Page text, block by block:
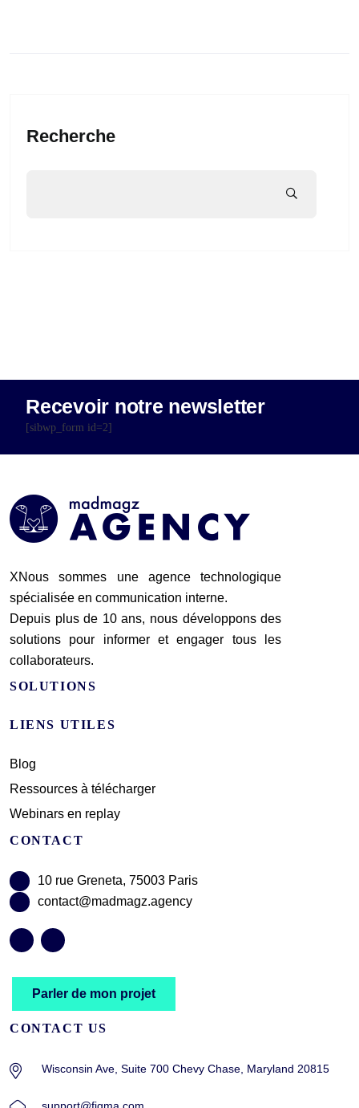
Recherche
Recevoir notre newsletter
[sibwp_form id=2]
XNous sommes une agence technologique
spécialisée en communication interne.
Depuis plus de 10 ans, nous développons des
solutions pour informer et engager tous les
collaborateurs.
SOLUTIONS
LIENS UTILES
Blog
Ressources à télécharger
Webinars en replay
CONTACT
10 rue Greneta, 75003 Paris
contact@madmagz.agency
Parler de mon projet
CONTACT US
Wisconsin Ave, Suite 700 Chevy Chase, Maryland 20815